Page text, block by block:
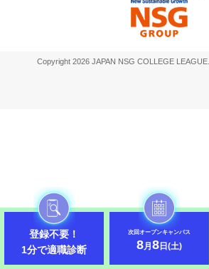
登録不要！
1分で適職診断
次回オープンキャンパス
8月 8日(土)
Copyright 2026 JAPAN NSG COLLEGE